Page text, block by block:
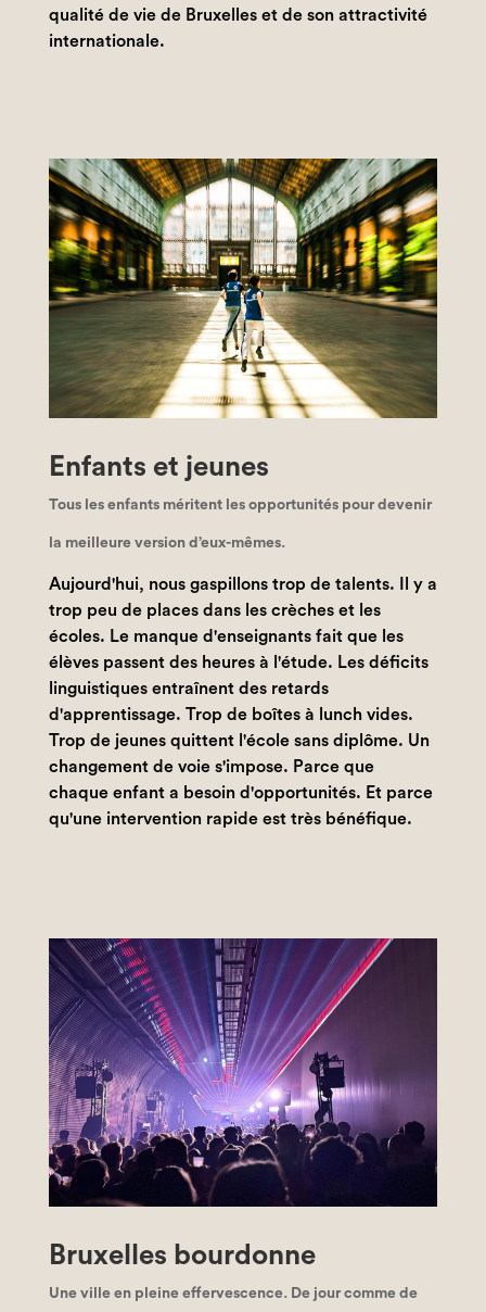
qualité de vie de Bruxelles et de son attractivité
internationale.
Enfants et jeunes
Tous les enfants méritent les opportunités pour devenir
la meilleure version d’eux-mêmes.
Aujourd'hui, nous gaspillons trop de talents. Il y a
trop peu de places dans les crèches et les
écoles. Le manque d'enseignants fait que les
élèves passent des heures à l'étude. Les déficits
linguistiques entraînent des retards
d'apprentissage. Trop de boîtes à lunch vides.
Trop de jeunes quittent l'école sans diplôme. Un
changement de voie s'impose. Parce que
chaque enfant a besoin d'opportunités. Et parce
qu'une intervention rapide est très bénéfique.
Bruxelles bourdonne
Une ville en pleine effervescence. De jour comme de